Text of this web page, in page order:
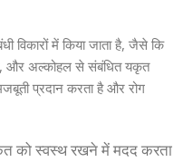
विकारों में किया जाता है, जैसे कि
और अल्कोहल से संबंधित यकृत
प्रदान करता है और रोग
को स्वस्थ रखने में मदद करता